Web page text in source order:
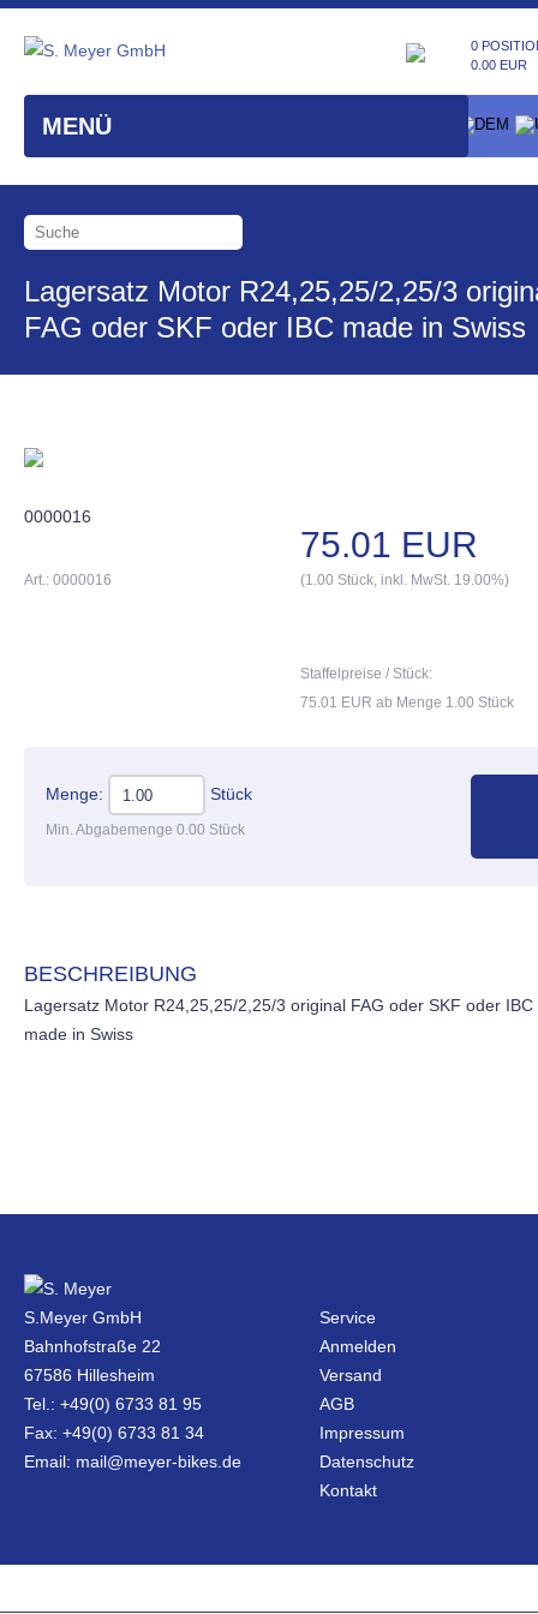
MENÜ
0
0.00 EUR
Lagersatz Motor R24,25,25/2,25/3
FAG oder SKF oder IBC made in Swiss
0000016
75.01 EUR
Art.: 0000016 (1.00 Stück, inkl. MwSt. 19.00%)
Staffelpreise / Stück:
75.01 EUR ab Menge 1.00 Stück
Menge: Stück
Min. Abgabemenge 0.00 Stück
BESCHREIBUNG
Lagersatz Motor R24,25,25/2,25/3 original FAG oder SKF oder IBC
made in Swiss
S.Meyer GmbH
Bahnhofstraße 22
67586 Hillesheim
Tel.: +49(0) 6733 81 95
Fax: +49(0) 6733 81 34
Email: mail@meyer-bikes.de
Service
Anmelden
Versand
AGB
Impressum
Datenschutz
Kontakt